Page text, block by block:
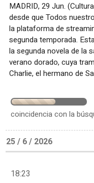
MADRID, 29 Jun.
desde que Todos
la plataforma de
segunda temporada.
la segunda novela de la
verano dorado, cuya
Charlie, el hermano de
coincidencia con la
25 / 6 / 2026
18:23